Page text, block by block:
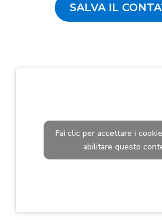
SALVA IL
Fai clic per accettare i
abilitare questo